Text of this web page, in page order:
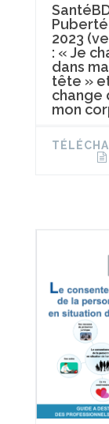
2023
: « Je
dans ma
tête »
change
mon